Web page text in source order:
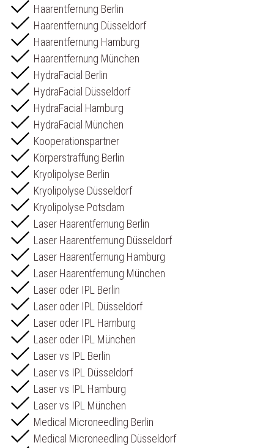
Haarentfernung Berlin
Haarentfernung Düsseldorf
Haarentfernung Hamburg
Haarentfernung München
HydraFacial Berlin
HydraFacial Düsseldorf
HydraFacial Hamburg
HydraFacial München
Kooperationspartner
Körperstraffung Berlin
Kryolipolyse Berlin
Kryolipolyse Düsseldorf
Kryolipolyse Potsdam
Laser Haarentfernung Berlin
Laser Haarentfernung Düsseldorf
Laser Haarentfernung Hamburg
Laser Haarentfernung München
Laser oder IPL Berlin
Laser oder IPL Düsseldorf
Laser oder IPL Hamburg
Laser oder IPL München
Laser vs IPL Berlin
Laser vs IPL Düsseldorf
Laser vs IPL Hamburg
Laser vs IPL München
Medical Microneedling Berlin
Medical Microneedling Düsseldorf